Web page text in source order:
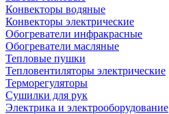
Конвекторы водяные
Конвекторы электрические
Обогреватели инфракрасные
Обогреватели масляные
Тепловые пушки
Тепловентиляторы электрические
Терморегуляторы
Сушилки для рук
Электрика и электрооборудование